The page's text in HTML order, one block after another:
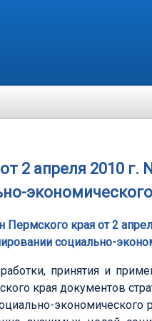
2 апреля 2010 г.
Пермского края от 2
социально-
принятия и
края документов